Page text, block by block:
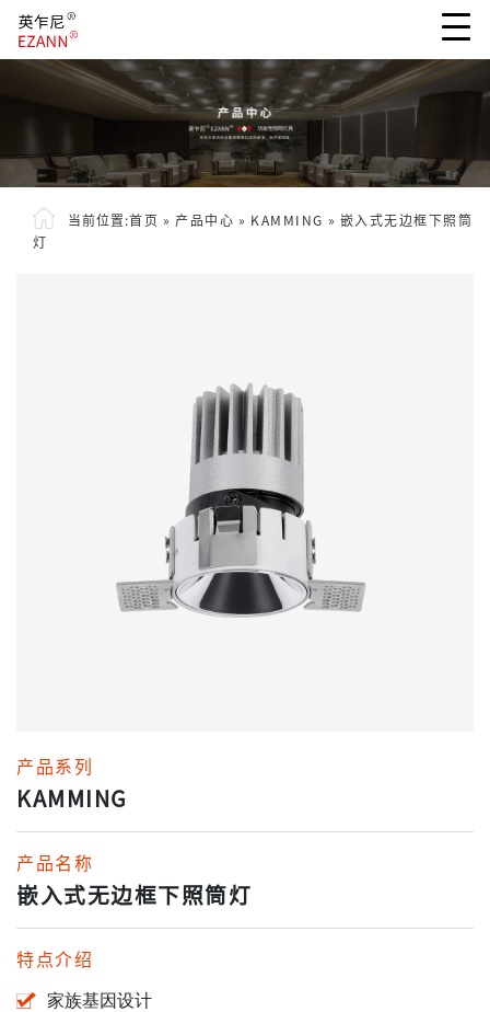
当前位置:首页 » 产品中心 » KAMMING » 嵌入式无边框下照筒
灯
产品系列
KAMMING
产品名称
嵌入式无边框下照筒灯
特点介绍
家族基因设计